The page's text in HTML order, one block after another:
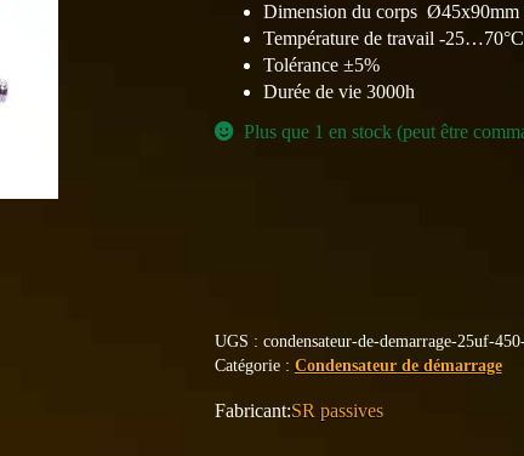
Dimension du corps Ø45x90mm
Température de travail -25…70°C
Tolérance ±5%
Durée de vie 3000h
Plus que 1 en stock (peut être
UGS : condensateur-de-demarrage-25uf-
Catégorie : Condensateur de démarrage
SR passives